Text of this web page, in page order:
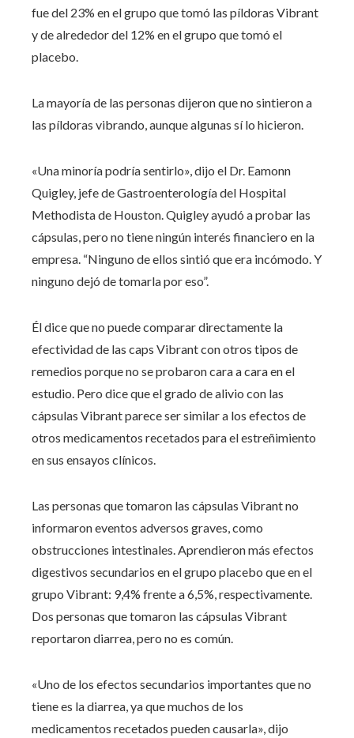
fue del 23% en el grupo que tomó las píldoras Vibrant
y de alrededor del 12% en el grupo que tomó el
placebo.
La mayoría de las personas dijeron que no sintieron a
las píldoras vibrando, aunque algunas sí lo hicieron.
«Una minoría podría sentirlo», dijo el Dr. Eamonn
Quigley, jefe de Gastroenterología del Hospital
Methodista de Houston. Quigley ayudó a probar las
cápsulas, pero no tiene ningún interés financiero en la
empresa. “Ninguno de ellos sintió que era incómodo. Y
ninguno dejó de tomarla por eso”.
Él dice que no puede comparar directamente la
efectividad de las caps Vibrant con otros tipos de
remedios porque no se probaron cara a cara en el
estudio. Pero dice que el grado de alivio con las
cápsulas Vibrant parece ser similar a los efectos de
otros medicamentos recetados para el estreñimiento
en sus ensayos clínicos.
Las personas que tomaron las cápsulas Vibrant no
informaron eventos adversos graves, como
obstrucciones intestinales. Aprendieron más efectos
digestivos secundarios en el grupo placebo que en el
grupo Vibrant: 9,4% frente a 6,5%, respectivamente.
Dos personas que tomaron las cápsulas Vibrant
reportaron diarrea, pero no es común.
«Uno de los efectos secundarios importantes que no
tiene es la diarrea, ya que muchos de los
medicamentos recetados pueden causarla», dijo